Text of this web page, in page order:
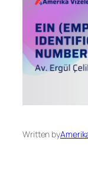
Written by